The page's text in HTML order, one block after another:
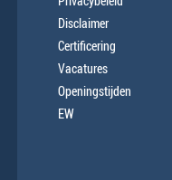
Disclaimer
Certificering
Vacatures
Openingstijden
EW